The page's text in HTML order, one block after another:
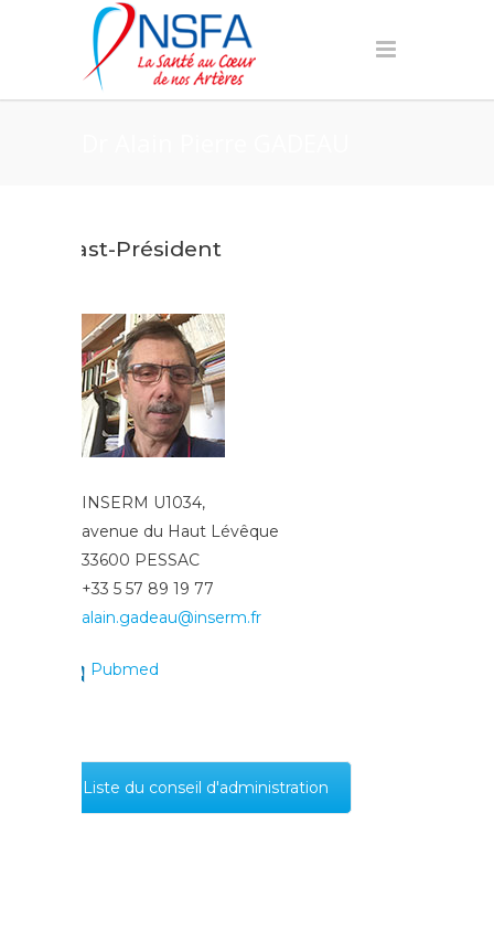
Past-Président
INSERM U1034,
avenue du Haut Lévêque
33600 PESSAC
+33 5 57 89 19 77
alain.gadeau@inserm.fr
Pubmed
Liste du conseil d'administration